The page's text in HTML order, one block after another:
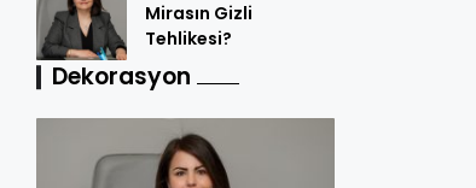
Mirasın Gizli
Tehlikesi?
Dekorasyon